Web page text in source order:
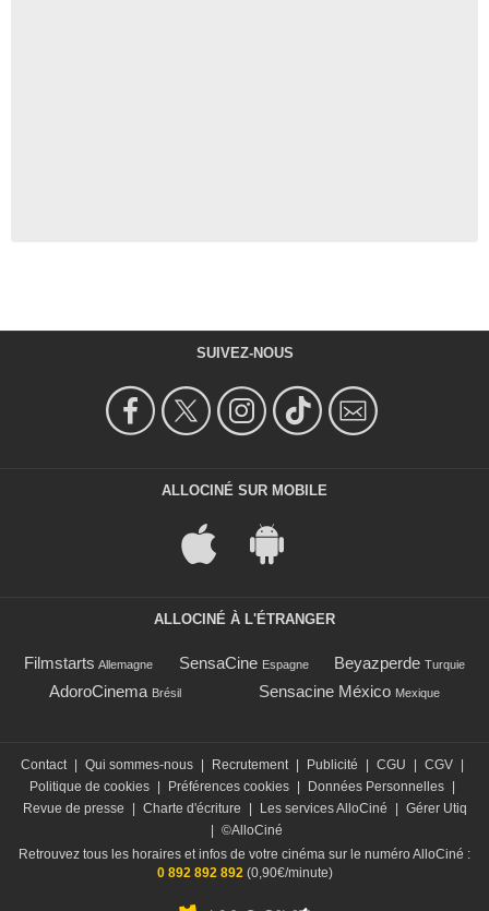
SUIVEZ-NOUS
ALLOCINÉ SUR MOBILE
ALLOCINÉ À L'ÉTRANGER
Filmstarts Allemagne SensaCine Espagne Beyazperde Turquie
AdoroCinema Brésil Sensacine México Mexique
Contact | Qui sommes-nous | Recrutement | Publicité | CGU | CGV |
Politique de cookies | Préférences cookies | Données Personnelles |
Revue de presse
| Charte d'écriture | Les services AlloCiné | Gérer Utiq
| ©AlloCiné
Retrouvez tous les horaires et infos de votre cinéma sur le numéro AlloCiné :
0 892 892 892 (0,90€/minute)